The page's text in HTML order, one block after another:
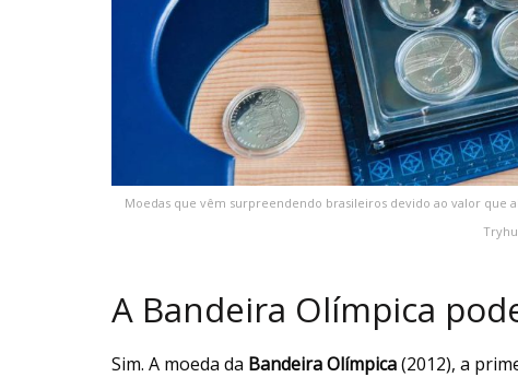
Moedas que vêm surpreendendo brasileiros devido ao valor
A Bandeira Olímpica
Sim. A moeda da Bandeira Olímpica(2012), a